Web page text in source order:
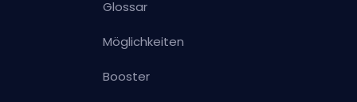
Glossar
Möglichkeiten
Booster